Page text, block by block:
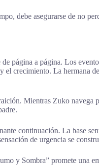
debe asegurarse de no
página a página. Los
crecimiento. La hermana
Mientras Zuko navega
continuación. La base
de urgencia se
y Sombra” promete una